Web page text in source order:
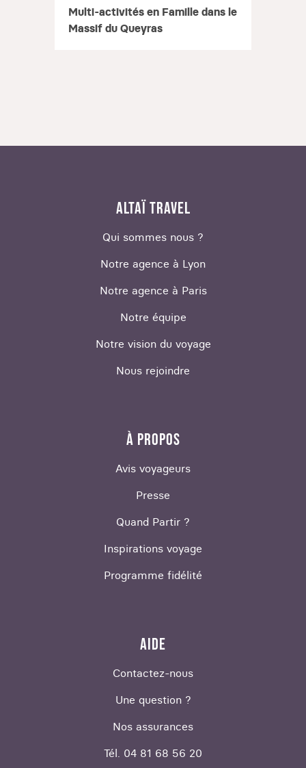
Multi-activités en Famille dans le
Massif du Queyras
ALTAÏ TRAVEL
Qui sommes nous ?
Notre agence à Lyon
Notre agence à Paris
Notre équipe
Notre vision du voyage
Nous rejoindre
À PROPOS
Avis voyageurs
Presse
Quand Partir ?
Inspirations voyage
Programme fidélité
AIDE
Contactez-nous
Une question ?
Nos assurances
Tél. 04 81 68 56 20